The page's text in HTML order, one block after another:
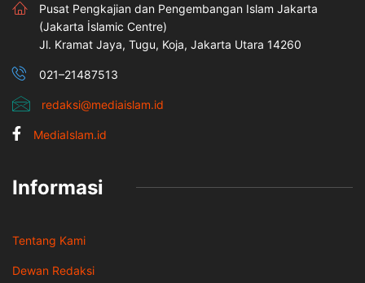
Pusat Pengkajian dan Pengembangan Islam Jakarta
(Jakarta İslamic Centre)
Jl. Kramat Jaya, Tugu, Koja, Jakarta Utara 14260
021–21487513
redaksi@mediaislam.id
MediaIslam.id
Informasi
Tentang Kami
Dewan Redaksi